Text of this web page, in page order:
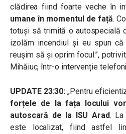
clădirea fiind foarte veche în
umane în momentul de față.
totuși să trimită o autospecială
izolăm incendiul și eu spun
reușim să și oprim focul.”,
Mihăiuc, într-o intervenție
UPDATE 23:30:„Pentru
forțele de la fața locului
autoscară de la ISU Arad. La
este localizat, fiind astfel